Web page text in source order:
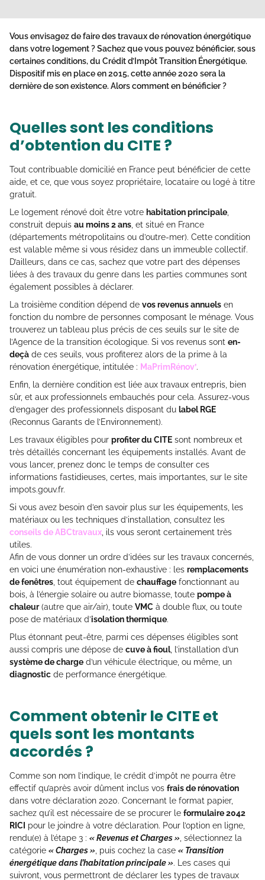
Vous envisagez de faire des travaux de rénovation énergétique
dans votre logement ? Sachez que vous pouvez bénéficier, sous
certaines conditions, du Crédit d’Impôt Transition Énergétique.
Dispositif mis en place en 2015, cette année 2020 sera la
dernière de son existence. Alors comment en bénéficier ?
Quelles sont les conditions
d’obtention du CITE ?
Tout contribuable domicilié en France peut bénéficier de cette
aide, et ce, que vous soyez propriétaire, locataire ou logé à titre
gratuit.
Le logement rénové doit être votre habitation principale
construit depuis au moins 2 ans , et situé en France
(départements métropolitains ou d’outre-mer). Cette condition
est valable même si vous résidez dans un immeuble collectif.
D’ailleurs, dans ce cas, sachez que votre part des dépenses
liées à des travaux du genre dans les parties communes sont
également possibles à déclarer.
La troisième condition dépend de vos revenus annuels en
fonction du nombre de personnes composant le ménage. Vous
trouverez un tableau plus précis de ces seuils sur le site de
l’Agence de la transition écologique. Si vos revenus sont en-
deçà de ces seuils, vous profiterez alors de la prime à la
rénovation énergétique, intitulée : MaPrimRénov’.
Enfin, la dernière condition est liée aux travaux entrepris, bien
sûr, et aux professionnels embauchés pour cela. Assurez-vous
d’engager des professionnels disposant du label RGE
(Reconnus Garants de l’Environnement).
Les travaux éligibles pour profiter du CITE sont nombreux et
très détaillés concernant les équipements installés. Avant de
vous lancer, prenez donc le temps de consulter ces
informations fastidieuses, certes, mais importantes, sur le site
impots.gouv.fr.
Si vous avez besoin d’en savoir plus sur les équipements, les
matériaux ou les techniques d’installation, consultez les
conseils de ABCtravaux , ils vous seront certainement très
utiles.
Afin de vous donner un ordre d’idées sur les travaux concernés,
en voici une énumération non-exhaustive : les remplacements
de fenêtres , tout équipement de chauffage fonctionnant au
bois, à l’énergie solaire ou autre biomasse, toute pompe à
chaleur(autre que air/air), toute VMC à double flux, ou toute
pose de matériaux d’isolation thermique.
Plus étonnant peut-être, parmi ces dépenses éligibles sont
aussi compris une dépose de cuve à fioul, l’installation d’un
système de charge d’un véhicule électrique, ou même, un
diagnostic de performance énergétique.
Comment obtenir le CITE et
quels sont les montants
accordés ?
Comme son nom l’indique, le crédit d’impôt ne pourra être
effectif qu’après avoir dûment inclus vos frais de rénovation
dans votre déclaration 2020. Concernant le format papier,
sachez qu’il est nécessaire de se procurer le formulaire 2042
RICI
pour le joindre à votre déclaration. Pour l’option en ligne,
rendu(e) à l’étape 3 : « Revenus et Charges » , sélectionnez la
catégorie « Charges » , puis cochez la case « Transition
énergétique dans l’habitation principale ». Les cases qui
suivront, vous permettront de déclarer les types de travaux